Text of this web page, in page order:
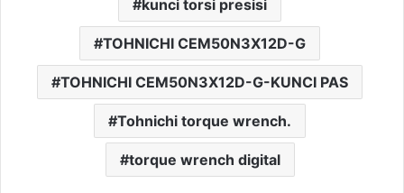
kunci torsi presisi
TOHNICHI CEM50N3X12D-G
TOHNICHI CEM50N3X12D-G-KUNCI PAS
Tohnichi torque wrench.
torque wrench digital